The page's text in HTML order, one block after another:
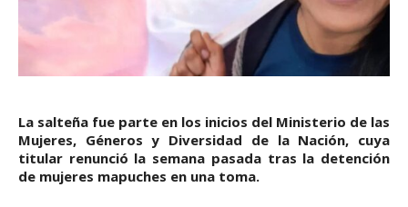
La salteña fue parte en los inicios del Ministerio de las
Mujeres, Géneros y Diversidad de la Nación, cuya
titular renunció la semana pasada tras la detención
de mujeres mapuches en una toma.